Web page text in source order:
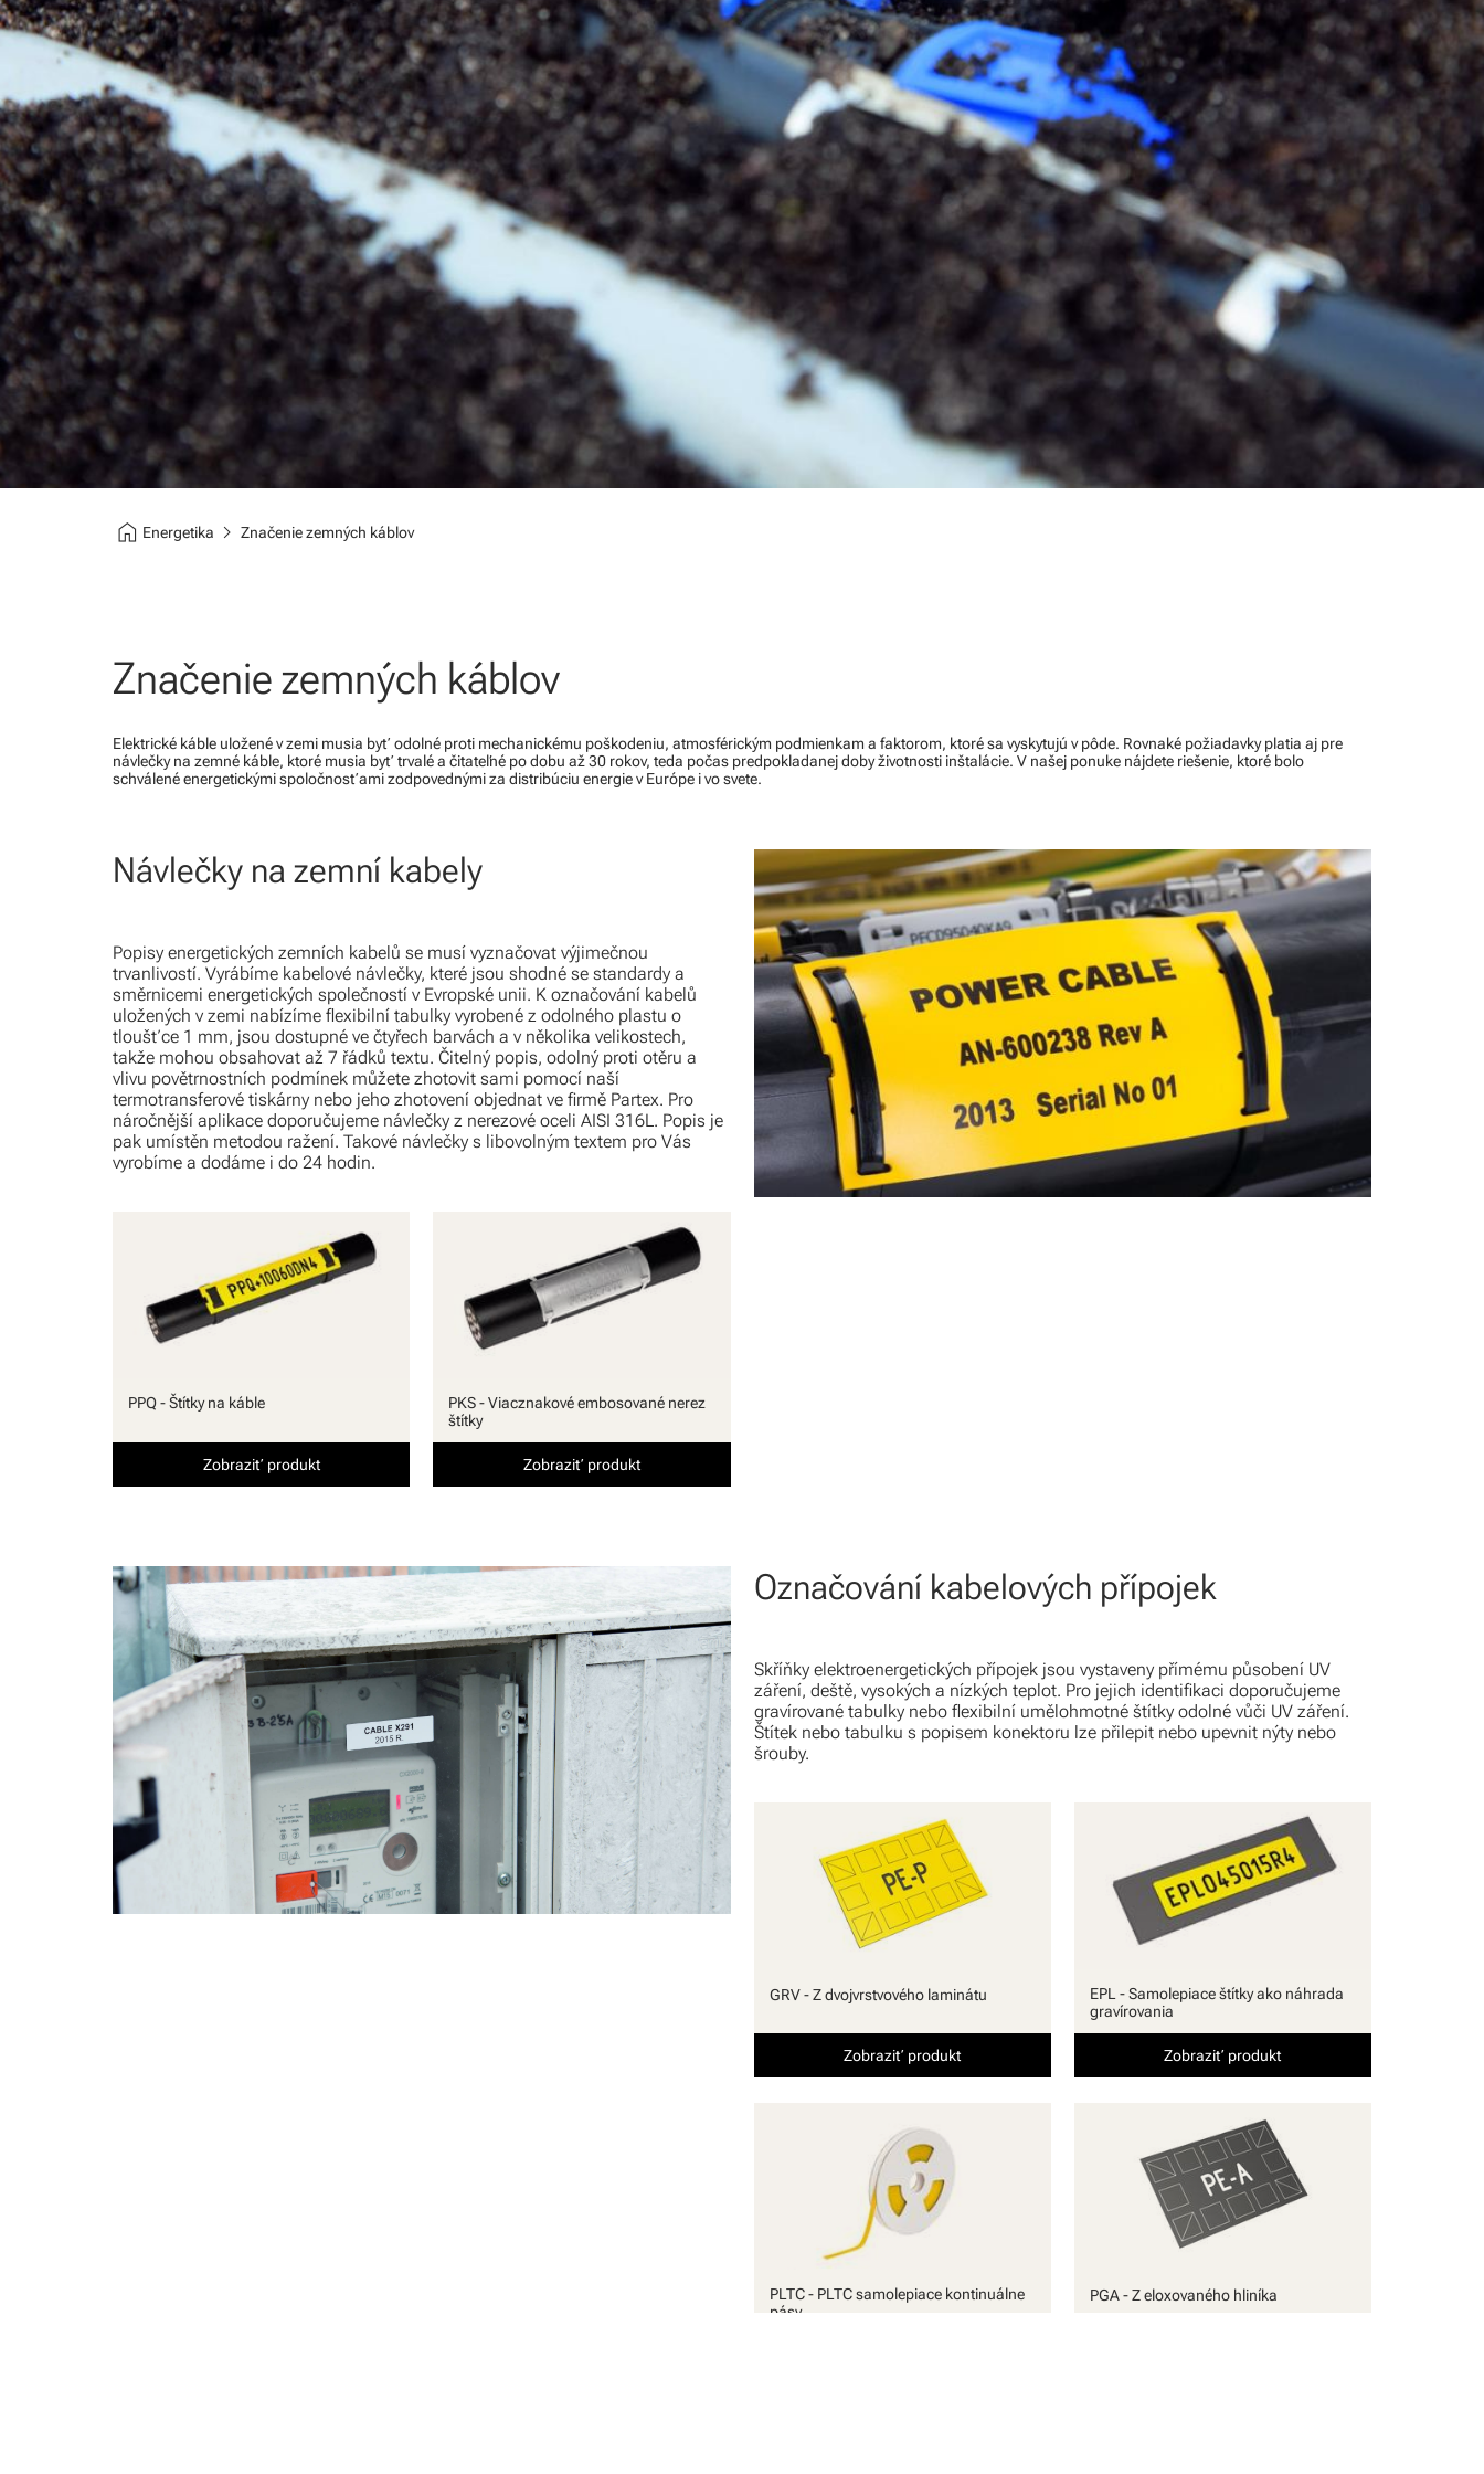
home Energetika chevron_right Značenie zemných káblov
Značenie zemných káblov
Elektrické káble uložené v zemi musia byť odolné proti mechanickému poškodeniu, atmosférickým podmienkam a faktorom, ktoré sa vyskytujú v pôde. Rovnaké požiadavky platia aj pre
návlečky na zemné káble, ktoré musia byť trvalé a čitateľné po dobu až 30 rokov, teda počas predpokladanej doby životnosti inštalácie. V našej ponuke nájdete riešenie, ktoré bolo
schválené energetickými spoločnosťami zodpovednými za distribúciu energie v Európe i vo svete.
Návlečky na zemní kabely
Popisy energetických zemních kabelů se musí vyznačovat výjimečnou
trvanlivostí. Vyrábíme kabelové návlečky, které jsou shodné se standardy a
směrnicemi energetických společností v Evropské unii. K označování kabelů
uložených v zemi nabízíme flexibilní tabulky vyrobené z odolného plastu o
tloušťce 1 mm, jsou dostupné ve čtyřech barvách a v několika velikostech,
takže mohou obsahovat až 7 řádků textu. Čitelný popis, odolný proti otěru a
vlivu povětrnostních podmínek můžete zhotovit sami pomocí naší
termotransferové tiskárny nebo jeho zhotovení objednat ve firmě Partex. Pro
náročnější aplikace doporučujeme návlečky z nerezové oceli AISI 316L. Popis je
pak umístěn metodou ražení. Takové návlečky s libovolným textem pro Vás
vyrobíme a dodáme i do 24 hodin.
PPQ - Štítky na káble
Zobraziť produkt
PKS - Viacznakové embosované nerez
štítky
Zobraziť produkt
Označování kabelových přípojek
Skříňky elektroenergetických přípojek jsou vystaveny přímému působení UV
záření, deště, vysokých a nízkých teplot. Pro jejich identifikaci doporučujeme
gravírované tabulky nebo flexibilní umělohmotné štítky odolné vůči UV záření.
Štítek nebo tabulku s popisem konektoru lze přilepit nebo upevnit nýty nebo
šrouby.
GRV - Z dvojvrstvového laminátu
Zobraziť produkt
EPL - Samolepiace štítky ako náhrada
gravírovania
Zobraziť produkt
PLTC - PLTC samolepiace kontinuálne
pásy
PGA - Z eloxovaného hliníka